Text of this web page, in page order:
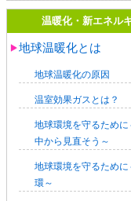
温暖化・新エネル
地球温暖化とは
地球温暖化の原因
温室効果ガスとは？
地球環境を守るために
中から見直そう～
地球環境を守るために
環～